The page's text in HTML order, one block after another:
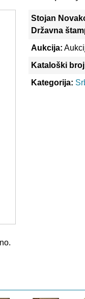
Stojan
Državna
Aukcija:
Kataloški
Kategorija: